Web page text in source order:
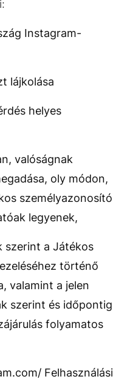
Instagram-
lájkolása
helyes
valóságnak
oly módon,
személyazonosító
legyenek,
szerint a Játékos
történő
valamint a jelen
szerint és időpontig
folyamatos
Felhasználási